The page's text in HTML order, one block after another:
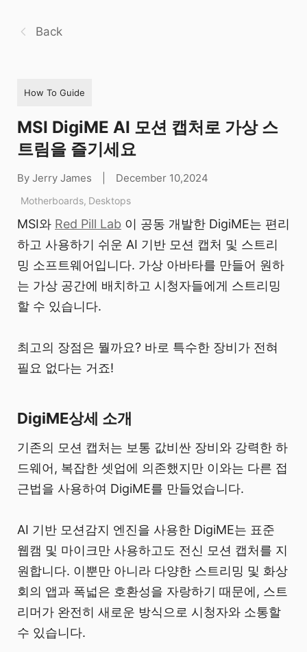
Back
How To Guide
MSI DigiME AI 모션 캡처로 가상 스
트림을 즐기세요
By Jerry James December 10,2024
Motherboards, Desktops
MSI와 Red Pill Lab 이 공동 개발한 DigiME는 편리
하고 사용하기 쉬운 AI 기반 모션 캡처 및 스트리
밍 소프트웨어입니다. 가상 아바타를 만들어 원하
는 가상 공간에 배치하고 시청자들에게 스트리밍
할 수 있습니다.
최고의 장점은 뭘까요? 바로 특수한 장비가 전혀
필요 없다는 거죠!
DigiME상세 소개
기존의 모션 캡처는 보통 값비싼 장비와 강력한 하
드웨어, 복잡한 셋업에 의존했지만 이와는 다른 접
근법을 사용하여 DigiME를 만들었습니다.
AI 기반 모션감지 엔진을 사용한 DigiME는 표준
웹캠 및 마이크만 사용하고도 전신 모션 캡처를 지
원합니다. 이뿐만 아니라 다양한 스트리밍 및 화상
회의 앱과 폭넓은 호환성을 자랑하기 때문에, 스트
리머가 완전히 새로운 방식으로 시청자와 소통할
수 있습니다.